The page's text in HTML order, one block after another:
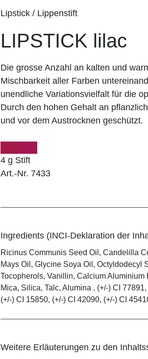
Lipstick / Lippenstift
LIPSTICK lilac
Die grosse Anzahl an kalten und
Mischbarkeit aller Farben
unendliche Variationsvielfalt für die
Durch den hohen Gehalt an
und vor dem Austrocknen geschützt.
4 g Stift
Art.-Nr. 7433
Ingredients (INCI-Deklaration der
Ricinus Communis Seed Oil, Candelilla
Mays Oil, Glycine Soya Oil, Octyldodecyl
Tocopherols, Vanillin, Calcium
Mica, Silica, Talc, Alumina , (+/-) CI
(+/-) CI 15850, (+/-) CI 42090, (+/-) CI
Weitere Erläuterungen zu den